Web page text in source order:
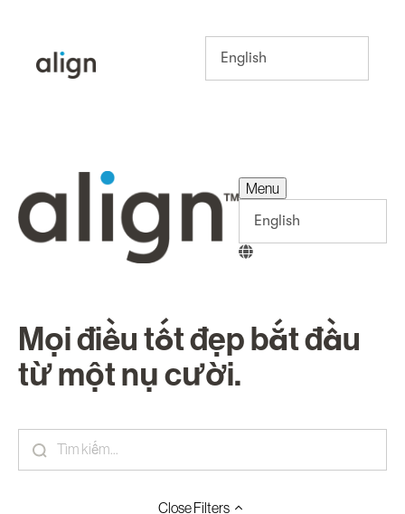
Menu
Mọi điều tốt đẹp bắt đầu
từ một nụ cười.
CloseFilters